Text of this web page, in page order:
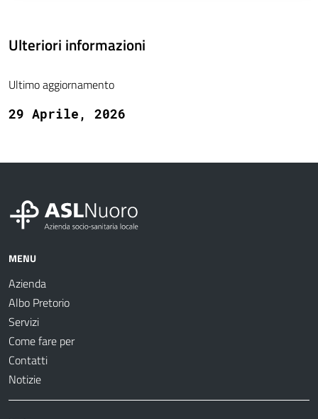
Ulteriori informazioni
Ultimo aggiornamento
29 Aprile, 2026
MENU
Azienda
Albo Pretorio
Servizi
Come fare per
Contatti
Notizie